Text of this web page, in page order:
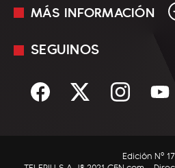
En Vivo
Sociedad
C5N Autos
MÁS INFORMACIÓN
Mediakit
Términos y condiciones
SEGUINOS
Edición Nº